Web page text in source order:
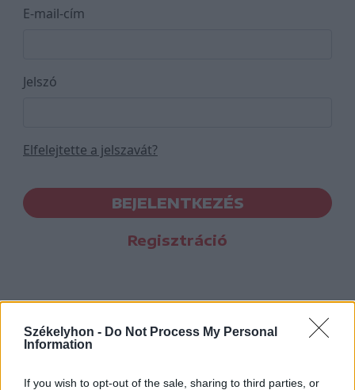
Székelyhon - Do Not Process My Personal
Information
If you wish to opt-out of the sale, sharing to third parties, or
E-mail-cím
Jelszó
Elfelejtette a jelszavát?
BEJELENTKEZÉS
Regisztráció